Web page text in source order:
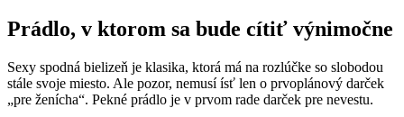
Prádlo, v ktorom sa bude cítiť výnimočne
Sexy spodná bielizeň je klasika, ktorá má na rozlúčke so slobodou
stále svoje miesto. Ale pozor, nemusí ísť len o prvoplánový darček
„pre ženícha“. Pekné prádlo je v prvom rade darček pre nevestu.